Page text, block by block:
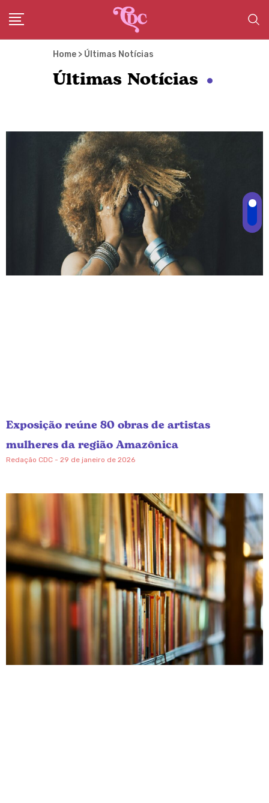
Home > Últimas Notícias
Últimas Notícias
Exposição reúne 80 obras de artistas
mulheres da região Amazônica
Redação CDC 29 de janeiro de 2026